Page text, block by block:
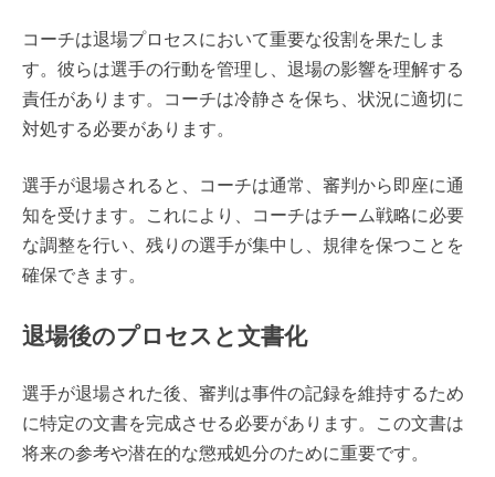
コーチは退場プロセスにおいて重要な役割を果たしま
す。彼らは選手の行動を管理し、退場の影響を理解する
責任があります。コーチは冷静さを保ち、状況に適切に
対処する必要があります。
選手が退場されると、コーチは通常、審判から即座に通
知を受けます。これにより、コーチはチーム戦略に必要
な調整を行い、残りの選手が集中し、規律を保つことを
確保できます。
退場後のプロセスと文書化
選手が退場された後、審判は事件の記録を維持するため
に特定の文書を完成させる必要があります。この文書は
将来の参考や潜在的な懲戒処分のために重要です。